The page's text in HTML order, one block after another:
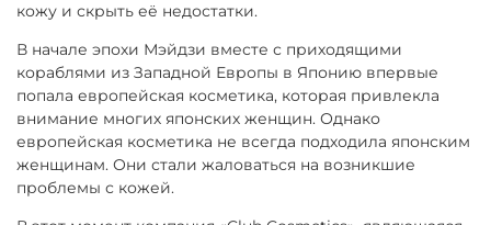
кожу и скрыть её недостатки.
В начале эпохи Мэйдзи вместе с приходящими
кораблями из Западной Европы в Японию впервые
попала европейская косметика, которая привлекла
внимание многих японских женщин. Однако
европейская косметика не всегда подходила японским
женщинам. Они стали жаловаться на возникшие
проблемы с кожей.